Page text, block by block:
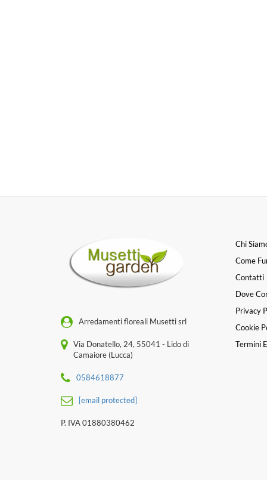
Arredamenti floreali Musetti srl
Via Donatello, 24, 55041 - Lido di
Camaiore (Lucca)
0584618877
[email protected]
P. IVA 01880380462
Chi
Come
Contatti
Dove
Privacy
Cookie
Termini